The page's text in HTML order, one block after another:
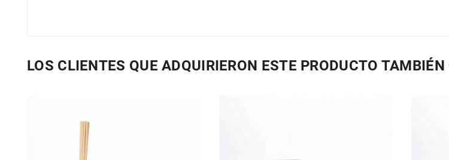
LOS CLIENTES QUE ADQUIRIERON ESTE PRODUCTO